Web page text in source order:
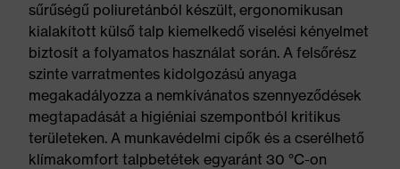
sűrűségű poliuretánból készült, ergonomikusan
kialakított külső talp kiemelkedő viselési kényelmet
biztosít a folyamatos használat során. A felsőrész
szinte varratmentes kidolgozású anyaga
megakadályozza a nemkívánatos szennyeződések
megtapadását a higiéniai szempontból kritikus
területeken. A munkavédelmi cipők és a cserélhető
klímakomfort talpbetétek egyaránt 30 °C-on